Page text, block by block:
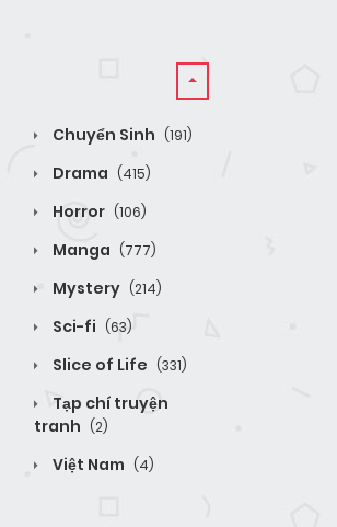
Chuyển Sinh (191)
Drama (415)
Horror (106)
Manga (777)
Mystery (214)
Sci-fi (63)
Slice of Life (331)
Tạp chí truyện
tranh (2)
Việt Nam (4)